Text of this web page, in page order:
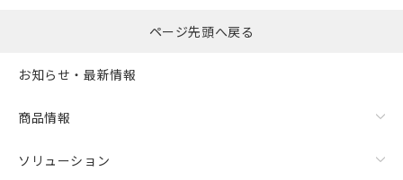
ページ先頭へ戻る
お知らせ・最新情報
商品情報
ソリューション